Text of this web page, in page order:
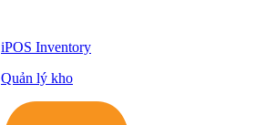
iPOS Inventory
Quản lý kho